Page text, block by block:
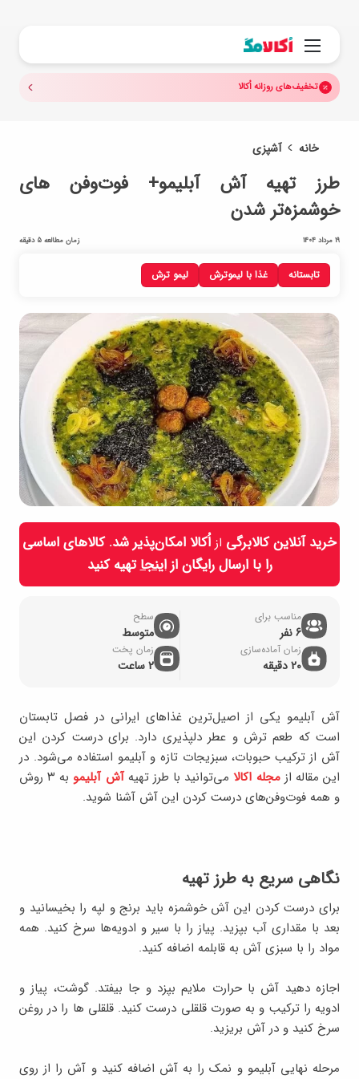
منو
تخفیف‌های روزانه اُکالا
خانه آشپزی
تابستانه غذا با لیموترش لیمو ترش
طرز تهیه آش آبلیمو+ فوت‌و‌فن های
خوشمزه‌تر شدن
19 مرداد 1404 زمان مطالعه 5 دقیقه
خرید آنلاین کالابرگی از اُکالا امکان‌پذیر شد. کالاهای اساسی
را با ارسال رایگان ازاینجاتهیه کنید
مناسب برای
6 نفر
سطح
متوسط
زمان آماده‌سازی
20 دقیقه
زمان پخت
2 ساعت
آش آبلیمو یکی از اصیل‌ترین غذاهای ایرانی در فصل تابستان
است که طعم ترش و عطر دلپذیری دارد. برای درست کردن این
آش از ترکیب حبوبات، سبزیجات تازه و آبلیمو استفاده می‌شود. در
این مقاله ازمجله اکالا می‌توانید با طرز تهیه آش آبلیمو
به ۳ روش
و همه فوت‌وفن‌های درست کردن این آش آشنا شوید.
نگاهی سریع به طرز تهیه
برای درست کردن این آش خوشمزه باید برنج و لپه‌ را بخیسانید و
بعد با مقداری آب بپزید. پیاز را با سیر و ادویه‌ها سرخ کنید. همه
مواد را با سبزی آش به قابلمه اضافه کنید.
اجازه دهید آش با حرارت ملایم بپزد و جا بیفتد. گوشت، پیاز و
ادویه را ترکیب و به صورت قلقلی درست کنید. قلقلی ها را در روغن
سرخ کنید و در آش بریزید.
مرحله نهایی آبلیمو و نمک را به آش اضافه کنید و آش را از روی